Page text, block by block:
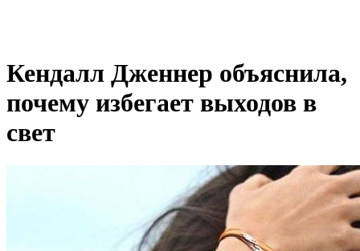
Кендалл Дженнер объяснила,
почему избегает выходов в
свет